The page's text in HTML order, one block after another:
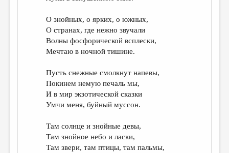
О знойных, о ярких, о южных,
О странах, где нежно звучали
Волны фосфорической всплески,
Мечтаю в ночной тишине.
Пусть снежные смолкнут напевы,
Покинем немую печаль мы,
И в мир экзотической сказки
Умчи меня, буйный муссон.
Там солнце и знойные девы,
Там знойное небо и ласки,
Там звери, там птицы, там пальмы,